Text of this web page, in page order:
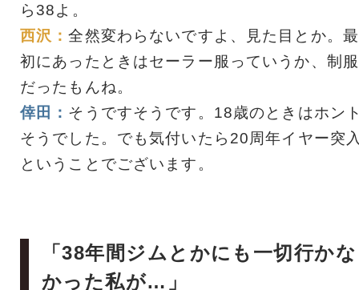
ら38よ。
西沢：全然変わらないですよ、見た目とか。最
初にあったときはセーラー服っていうか、制服
だったもんね。
倖田： そうですそうです。18歳のときはホン
そうでした。でも気付いたら20周年イヤー突
ということでございます。
「38年間ジムとかにも一切行かな
かった私が…」